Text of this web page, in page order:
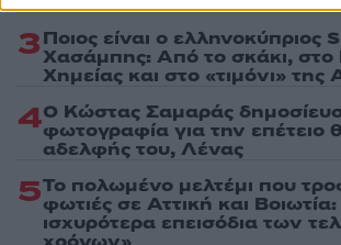
3Ποιος είναι ο ελληνοκύπριος
Χασάμπης: Από το σκάκι,
Χημείας και στο «τιμόνι» της
4Ο Κώστας Σαμαράς
φωτογραφία για την επέτειο
αδελφής του, Λένας
5Το πολωμένο μελτέμι που
φωτιές σε Αττική και
ισχυρότερα επεισόδια των